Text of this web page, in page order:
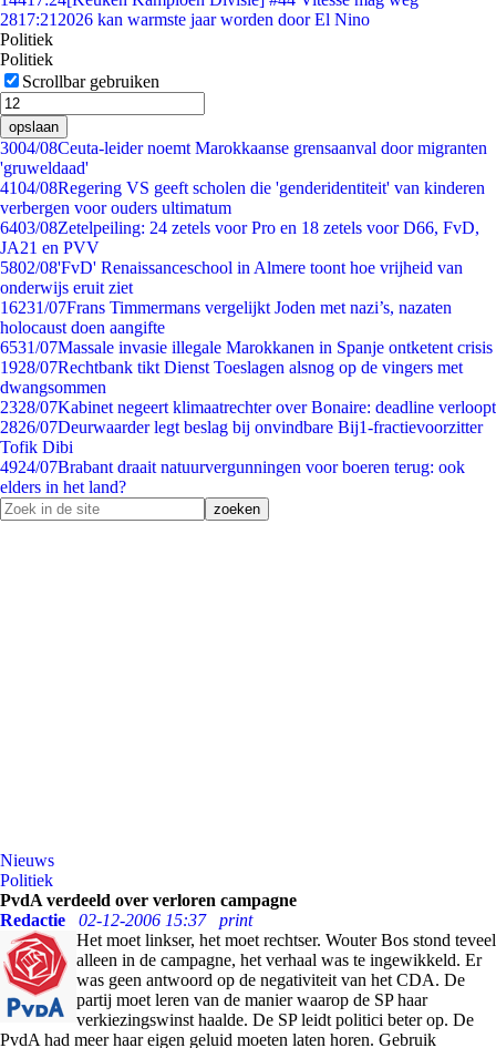
2817:21 2026 kan warmste jaar worden door El Nino
Politiek
Politiek
Scrollbar gebruiken
opslaan
3004/08Ceuta-leider noemt Marokkaanse grensaanval door migranten
'gruweldaad'
4104/08Regering VS geeft scholen die 'genderidentiteit' van kinderen
verbergen voor ouders ultimatum
6403/08Zetelpeiling: 24 zetels voor Pro en 18 zetels voor D66, FvD,
JA21 en PVV
5802/08'FvD' Renaissanceschool in Almere toont hoe vrijheid van
onderwijs eruit ziet
16231/07Frans Timmermans vergelijkt Joden met nazi’s, nazaten
holocaust doen aangifte
6531/07Massale invasie illegale Marokkanen in Spanje ontketent crisis
1928/07Rechtbank tikt Dienst Toeslagen alsnog op de vingers met
dwangsommen
2328/07Kabinet negeert klimaatrechter over Bonaire: deadline verloopt
2826/07Deurwaarder legt beslag bij onvindbare Bij1-fractievoorzitter
Tofik Dibi
4924/07Brabant draait natuurvergunningen voor boeren terug: ook
elders in het land?
Nieuws
Politiek
PvdA verdeeld over verloren campagne
Redactie
02-12-2006 15:37
print
Het moet linkser, het moet rechtser. Wouter Bos stond teveel
alleen in de campagne, het verhaal was te ingewikkeld. Er
was geen antwoord op de negativiteit van het CDA. De
partij moet leren van de manier waarop de SP haar
verkiezingswinst haalde. De SP leidt politici beter op. De
PvdA had meer haar eigen geluid moeten laten horen. Gebruik